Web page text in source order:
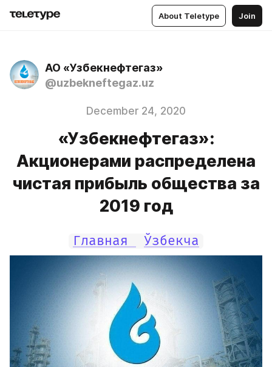
About Teletype Join
АО «Узбекнефтегаз»
@uzbekneftegaz.uz
December 24, 2020
«Узбекнефтегаз»:
Акционерами распределена
чистая прибыль общества за
2019 год
Главная Ўзбекча